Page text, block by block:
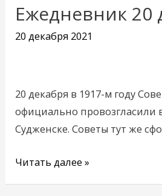
Ежедневник 20
20 декабря 2021
20 декабря в 1917-м году
официально провозгласили
Судженске. Советы тут же
Ежедневник
декабря
Читать далее »